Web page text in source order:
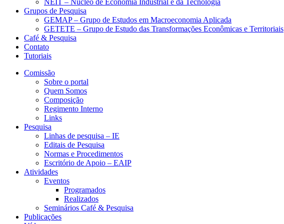
NEIT – Núcleo de Economia Industrial e da Tecnologia
Grupos de Pesquisa
GEMAP – Grupo de Estudos em Macroeconomia Aplicada
GETETE – Grupo de Estudo das Transformações Econômicas e Territoriais
Café & Pesquisa
Contato
Tutoriais
Comissão
Sobre o portal
Quem Somos
Composição
Regimento Interno
Links
Pesquisa
Linhas de pesquisa – IE
Editais de Pesquisa
Normas e Procedimentos
Escritório de Apoio – EAIP
Atividades
Eventos
Programados
Realizados
Seminários Café & Pesquisa
Publicações